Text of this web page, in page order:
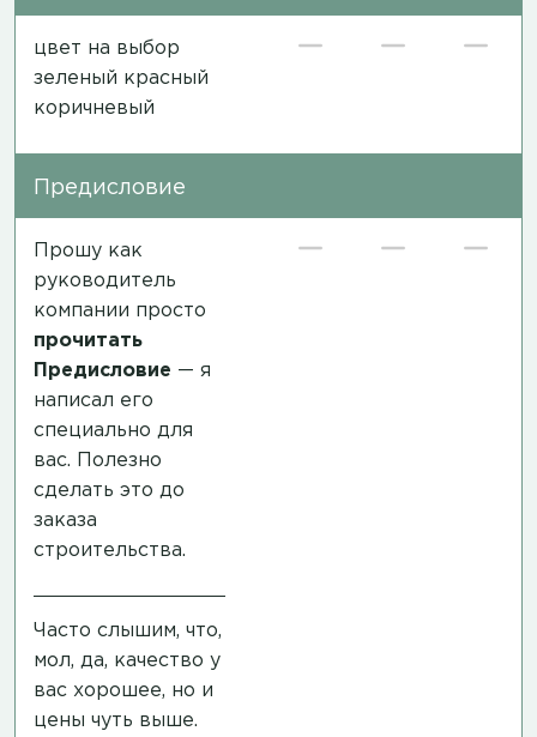
цвет на выбор
зеленый красный
коричневый
Предисловие
Прошу как
руководитель
компании просто
прочитать
Предисловие — я
написал его
специально для
вас. Полезно
сделать это до
заказа
строительства.
Часто слышим, что,
мол, да, качество у
вас хорошее, но и
цены чуть выше.